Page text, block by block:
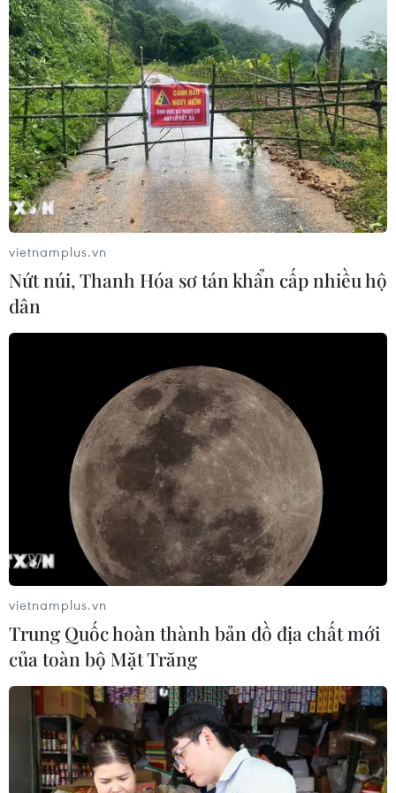
Thừa Thiên-Huế: Khởi tố lãnh đạo quản lý
Ông Ngô Thông, quyền Giám đốc Ban Quản lý Đầu tư
và xây dựng Thủy lợi 5, đã bị khởi tố vì thiếu trách
nhiệm quản lý, khai thác vận hành công trình hồ chứa
nước Tả Trạch, gây thiệt hại 315 triệu đồng.
vietnamplus.vn
Nứt núi, Thanh Hóa sơ tán khẩn cấp nhiều hộ
dân
vietnamplus.vn
Trung Quốc hoàn thành bản đồ địa chất mới
của toàn bộ Mặt Trăng